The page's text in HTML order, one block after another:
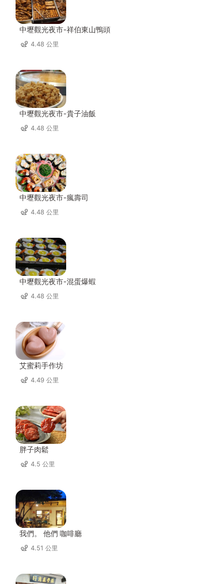
中壢觀光夜市-祥伯東山鴨頭
4.48 公里
中壢觀光夜市-貴子油飯
4.48 公里
中壢觀光夜市-瘋壽司
4.48 公里
中壢觀光夜市-混蛋爆蝦
4.48 公里
艾蜜莉手作坊
4.49 公里
胖子肉鬆
4.5 公里
我們。 他們 咖啡廳
4.51 公里